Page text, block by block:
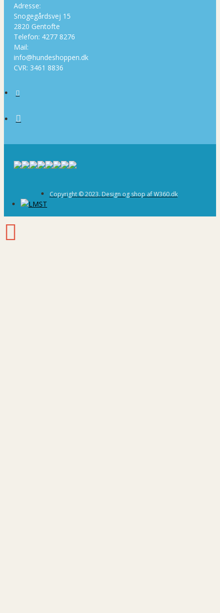
Adresse:
Snogegårdsvej 15
2820 Gentofte
Telefon: 4277 8276
Mail:
info@hundeshoppen.dk
CVR: 3461 8836
Copyright © 2023. Design og shop af W360.dk